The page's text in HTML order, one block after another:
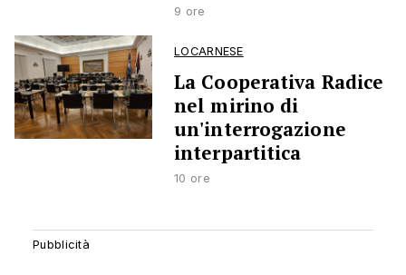
9 ore
LOCARNESE
La Cooperativa Radice
nel mirino di
un'interrogazione
interpartitica
10 ore